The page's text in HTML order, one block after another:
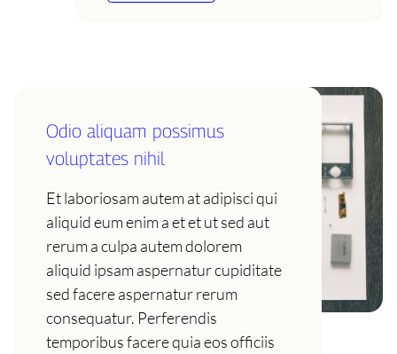
Odio aliquam possimus
voluptates nihil
Et laboriosam autem at adipisci qui
aliquid eum enim a et et ut sed aut
rerum a culpa autem dolorem
aliquid ipsam aspernatur cupiditate
sed facere aspernatur rerum
consequatur. Perferendis
temporibus facere quia eos officiis